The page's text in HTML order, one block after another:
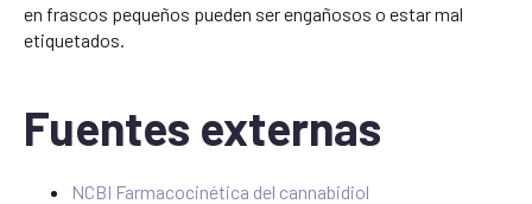
en frascos pequeños pueden ser engañosos o estar mal
etiquetados.
Fuentes externas
NCBI Farmacocinética del cannabidiol